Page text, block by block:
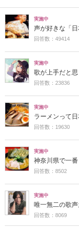
実施中
声が好きな「
回答数：49414
実施中
歌が上手だと
回答数：23836
実施中
ラーメンって
回答数：19630
実施中
神奈川県で一
回答数：8502
実施中
唯一無二の歌
回答数：8069